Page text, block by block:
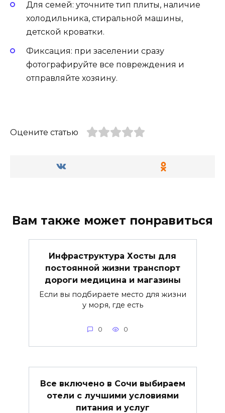
Для семей: уточните тип плиты, наличие
холодильника, стиральной машины,
детской кроватки.
Фиксация: при заселении сразу
фотографируйте все повреждения и
отправляйте хозяину.
Оцените статью
Вам также может понравиться
Инфраструктура Хосты для
постоянной жизни транспорт
дороги медицина и магазины
Если вы подбираете место для жизни
у моря, где есть
0 0
Все включено в Сочи выбираем
отели с лучшими условиями
питания и услуг